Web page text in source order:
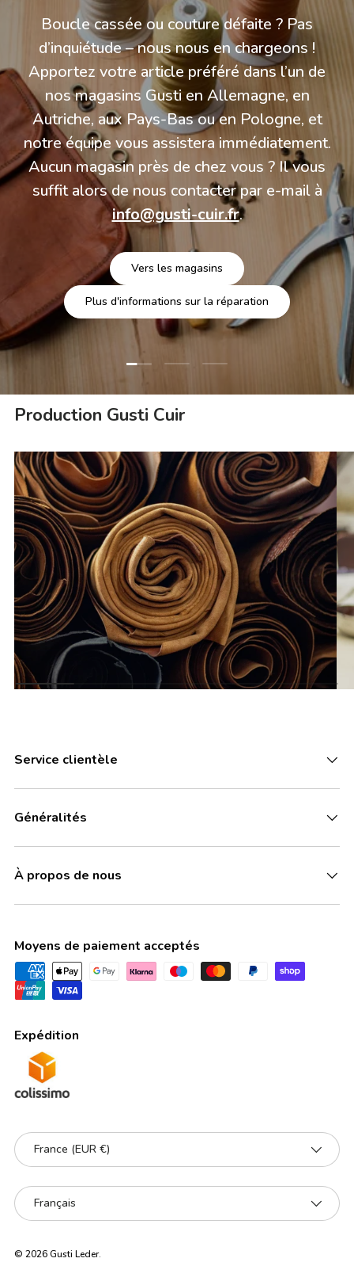
Boucle cassée ou couture défaite ? Pas
d’inquiétude – nous nous en chargeons !
Apportez votre article préféré dans l’un de
nos magasins Gusti en Allemagne, en
Autriche, aux Pays-Bas ou en Pologne, et
notre équipe vous assistera immédiatement.
Aucun magasin près de chez vous ? Il vous
suffit alors de nous contacter par e-mail à
info@gusti-cuir.fr.
Vers les magasins
Plus d'informations sur la réparation
Charger la diapositive 1 de 3
Charger la diapositive 2 de 3
Charger la diapositive 3
Production Gusti Cuir
Service clientèle
Généralités
À propos de nous
Moyens de paiement acceptés
Expédition
Pays
France (EUR €)
Langue
Français
© 2026Gusti Leder.